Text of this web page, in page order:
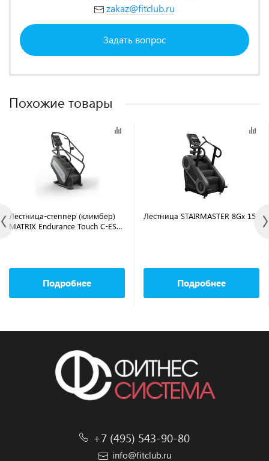
zakaz@fitclub.ru
Задать вопрос
Похожие товары
Лестница-степпер (климбер)
MATRIX Endurance Touch C-ES-
Подробнее
Лестница STAIRMASTER 8Gx 15
Подробнее
+7 (495) 543-90-80
info@fitclub.ru